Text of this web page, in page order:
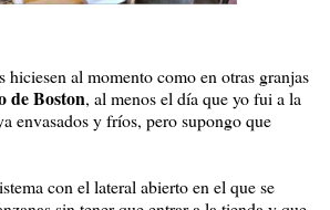
hiciesen al momento como en otras granjas
de Boston, al menos el día que yo fui a la
envasados y fríos, pero supongo que
con el lateral abierto en el que se